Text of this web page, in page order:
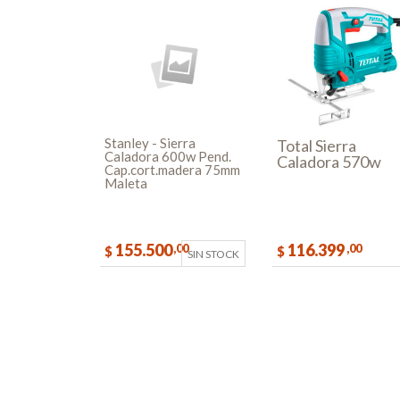
Stanley - Sierra
Caladora 600w Pend.
Cap.cort.madera 75mm
Maleta
$ 155.500,00SIN STOCK
Total Sierra
Caladora 570w
$ 116.399 ,00